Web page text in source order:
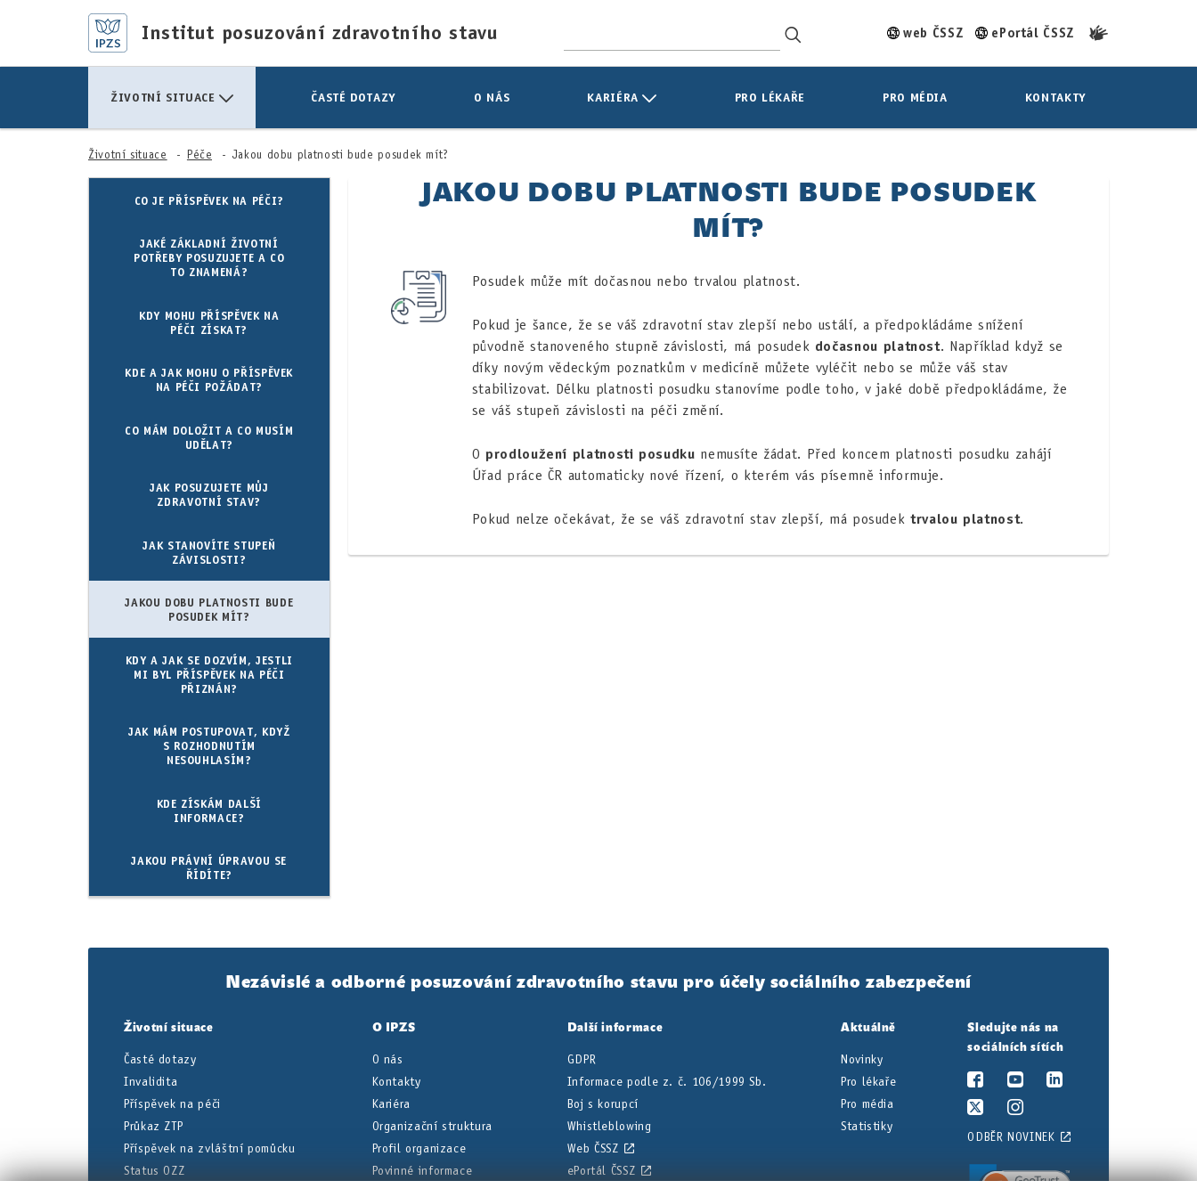
Institut posuzování zdravotního stavu web ČSSZ ePortál ČSSZ
ŽIVOTNÍ SITUACE ČASTÉ DOTAZY O NÁS KARIÉRA PRO LÉKAŘE PRO MÉDIA KONTAKTY
Životní situace Péče Jakou dobu platnosti bude posudek mít?
CO JE PŘÍSPĚVEK NA PÉČI?
JAKÉ ZÁKLADNÍ ŽIVOTNÍ
POTŘEBY POSUZUJETE A CO
TO ZNAMENÁ?
KDY MOHU PŘÍSPĚVEK NA
PÉČI ZÍSKAT?
KDE A JAK MOHU O PŘÍSPĚVEK
NA PÉČI POŽÁDAT?
CO MÁM DOLOŽIT A CO MUSÍM
UDĚLAT?
JAK POSUZUJETE MŮJ
ZDRAVOTNÍ STAV?
JAK STANOVÍTE STUPEŇ
ZÁVISLOSTI?
JAKOU DOBU PLATNOSTI BUDE
POSUDEK MÍT?
KDY A JAK SE DOZVÍM, JESTLI
MI BYL PŘÍSPĚVEK NA PÉČI
PŘIZNÁN?
JAK MÁM POSTUPOVAT, KDYŽ
S ROZHODNUTÍM
NESOUHLASÍM?
KDE ZÍSKÁM DALŠÍ
INFORMACE?
JAKOU PRÁVNÍ ÚPRAVOU SE
ŘÍDÍTE?
JAKOU DOBU PLATNOSTI BUDE POSUDEK
MÍT?
Posudek může mít dočasnou nebo trvalou platnost.
Pokud je šance, že se váš zdravotní stav zlepší nebo ustálí, a předpokládáme snížení
původně stanoveného stupně závislosti, má posudek dočasnou platnost. Například když se
díky novým vědeckým poznatkům v medicíně můžete vyléčit nebo se může váš stav
stabilizovat. Délku platnosti posudku stanovíme podle toho, v jaké době předpokládáme, že
se váš stupeň závislosti na péči změní.
Oprodloužení platnosti posudku nemusíte žádat. Před koncem platnosti posudku zahájí
Úřad práce ČR automaticky nové řízení, o kterém vás písemně informuje.
Pokud nelze očekávat, že se váš zdravotní stav zlepší, má posudektrvalou platnost.
Nezávislé a odborné posuzování zdravotního stavu pro účely sociálního zabezpečení
Životní situace
Časté dotazy
Invalidita
Příspěvek na péči
Průkaz ZTP
Příspěvek na zvláštní pomůcku
Status OZZ
O IPZS
O nás
Kontakty
Kariéra
Organizační struktura
Profil organizace
Povinné informace
Další informace
GDPR
Informace podle z. č. 106/1999 Sb.
Boj s korupcí
Whistleblowing
Web ČSSZ
ePortál ČSSZ
Aktuálně
Novinky
Pro lékaře
Pro média
Statistiky
Sledujte nás na
sociálních sítích
ODBĚR NOVINEK